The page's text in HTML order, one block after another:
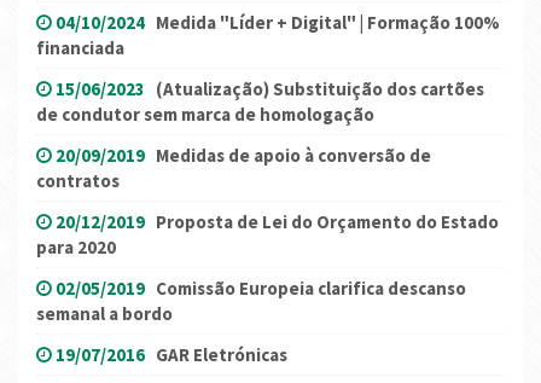
04/10/2024 Medida "Líder + Digital" | Formação 100%
financiada
15/06/2023 (Atualização) Substituição dos cartões
de condutor sem marca de homologação
20/09/2019 Medidas de apoio à conversão de
contratos
20/12/2019 Proposta de Lei do Orçamento do Estado
para 2020
02/05/2019 Comissão Europeia clarifica descanso
semanal a bordo
19/07/2016 GAR Eletrónicas